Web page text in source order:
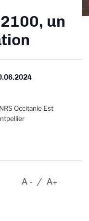
un
Occitanie Est
-
A +
A